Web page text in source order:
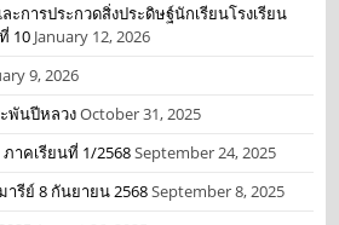
การประกวดสิ่งประดิษฐ์นักเรียนโรงเรียน
10 January 12, 2026
9, 2026
พันปีหลวงOctober 31, 2025
าคเรียนที่ 1/2568September 24, 2025
รีย์ 8 กันยายน 2568September 8, 2025